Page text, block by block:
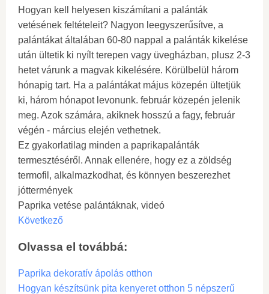
Hogyan kell helyesen kiszámítani a palánták
vetésének feltételeit? Nagyon leegyszerűsítve, a
palántákat általában 60-80 nappal a palánták kikelése
után ültetik ki nyílt terepen vagy üvegházban, plusz 2-3
hetet várunk a magvak kikelésére. Körülbelül három
hónapig tart. Ha a palántákat május közepén ültetjük
ki, három hónapot levonunk. február közepén jelenik
meg. Azok számára, akiknek hosszú a fagy, február
végén - március elején vethetnek.
Ez gyakorlatilag minden a paprikapalánták
termesztéséről. Annak ellenére, hogy ez a zöldség
termofil, alkalmazkodhat, és könnyen beszerezhet
jóttermények
Paprika vetése palántáknak, videó
Következő
Olvassa el továbbá:
Paprika dekoratív ápolás otthon
Hogyan készítsünk pita kenyeret otthon 5 népszerű